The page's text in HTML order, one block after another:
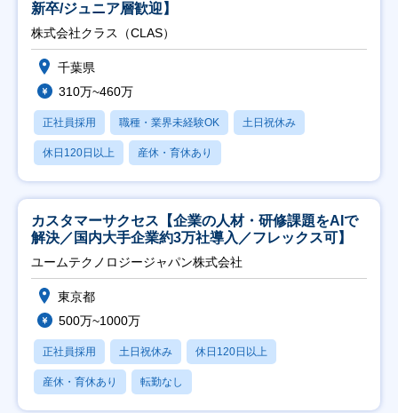
新卒/ジュニア層歓迎】
株式会社クラス（CLAS）
千葉県
310万~460万
正社員採用 職種・業界未経験OK 土日祝休み
休日120日以上 産休・育休あり
カスタマーサクセス【企業の人材・研修課題をAIで
解決／国内大手企業約3万社導入／フレックス可】
ユームテクノロジージャパン株式会社
東京都
500万~1000万
正社員採用 土日祝休み 休日120日以上
産休・育休あり 転勤なし